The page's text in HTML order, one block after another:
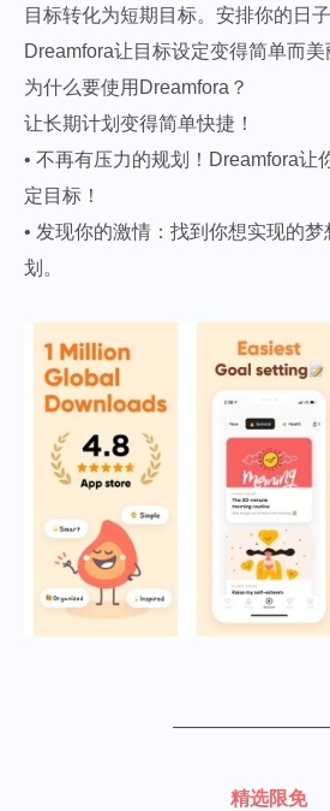
目标转化为短期目标。安排你的日
Dreamfora让目标设定变得简单而美
为什么要使用Dreamfora？
让长期计划变得简单快捷！
• 不再有压力的规划！Dreamfora让
定目标！
• 发现你的激情：找到你想实现的
划。
精选限免